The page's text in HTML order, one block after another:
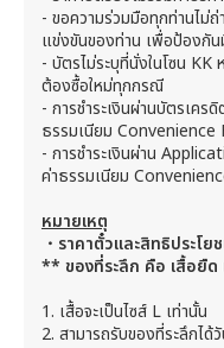
- ขอความร่วมมือทุกท่านไม่
แข่งขันของท่าน เพื่อป้องกั
- บัตรไม่ระบุที่นั่งในโซน KK
ต้องซื้อใหม่ทุกกรณี
- การชำระเงินผ่านบัตรเค
ธรรมเนียม Convenience
- การชำระเงินผ่าน
ค่าธรรมเนียม
หมายเหตุ
・ราคาตั๋วและสิทธิประโ
** ของที่ระลึก คือ เสื้อยืด
1. เสื้อจะเป็นไซส์ L เท่านั้น
2. สามารถรับของที่ระลึกได้